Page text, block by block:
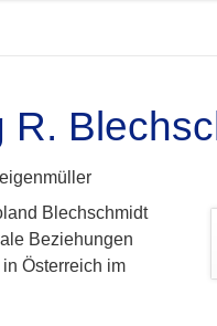
R.
Blechschmidt
Beziehungen
Österreich im